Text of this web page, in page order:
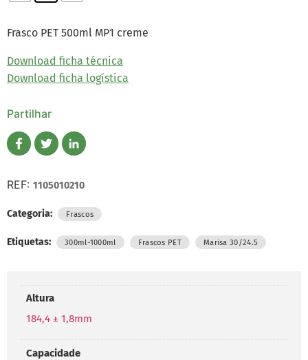
Frasco PET 500ml MP1 creme
Download ficha técnica
Download ficha logística
Partilhar
REF: 1105010210
Categoria: Frascos
Etiquetas: 300ml-1000ml , Frascos PET , Marisa 30/24.5
Altura
184,4 ± 1,8mm
Capacidade